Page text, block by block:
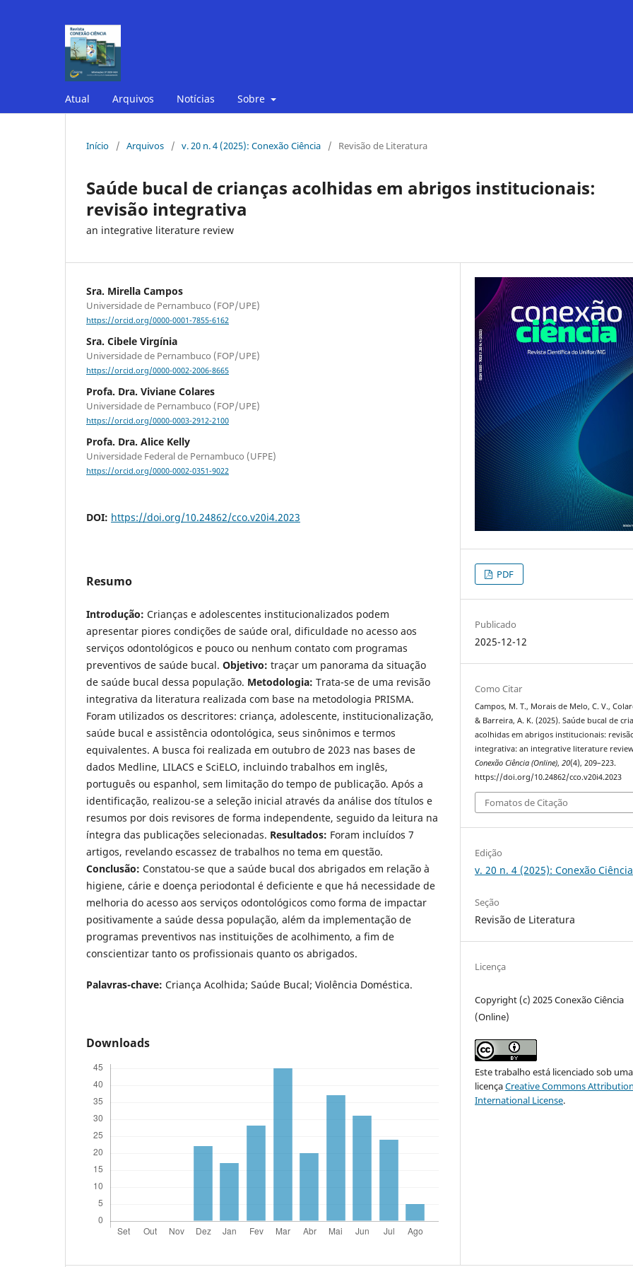
Atual Arquivos Notícias Sobre
Início / Arquivos / v. 20 n. 4 (2025): Conexão Ciência / Revisão de Literatura
Saúde bucal de crianças acolhidas em abrigos institucionais:
revisão integrativa
an integrative literature review
Sra. Mirella Campos
Universidade de Pernambuco (FOP/UPE)
https://orcid.org/0000-0001-7855-6162
Sra. Cibele Virgínia
Universidade de Pernambuco (FOP/UPE)
https://orcid.org/0000-0002-2006-8665
Profa. Dra. Viviane Colares
Universidade de Pernambuco (FOP/UPE)
https://orcid.org/0000-0003-2912-2100
Profa. Dra. Alice Kelly
Universidade Federal de Pernambuco (UFPE)
https://orcid.org/0000-0002-0351-9022
DOI: https://doi.org/10.24862/cco.v20i4.2023
Resumo
Introdução: Crianças e adolescentes institucionalizados podem
apresentar piores condições de saúde oral, dificuldade no acesso aos
serviços odontológicos e pouco ou nenhum contato com programas
preventivos de saúde bucal. Objetivo: traçar um panorama da situação
de saúde bucal dessa população. Metodologia: Trata-se de uma revisão
integrativa da literatura realizada com base na metodologia PRISMA.
Foram utilizados os descritores: criança, adolescente, institucionalização,
saúde bucal e assistência odontológica, seus sinônimos e termos
equivalentes. A busca foi realizada em outubro de 2023 nas bases de
dados Medline, LILACS e SciELO, incluindo trabalhos em inglês,
português ou espanhol, sem limitação do tempo de publicação. Após a
identificação, realizou-se a seleção inicial através da análise dos títulos e
resumos por dois revisores de forma independente, seguido da leitura na
íntegra das publicações selecionadas. Resultados: Foram incluídos 7
artigos, revelando escassez de trabalhos no tema em questão.
Conclusão: Constatou-se que a saúde bucal dos abrigados em relação à
higiene, cárie e doença periodontal é deficiente e que há necessidade de
melhoria do acesso aos serviços odontológicos como forma de impactar
positivamente a saúde dessa população, além da implementação de
programas preventivos nas instituições de acolhimento, a fim de
conscientizar tanto os profissionais quanto os abrigados.
Palavras-chave: Criança Acolhida; Saúde Bucal; Violência Doméstica.
Downloads
PDF
Publicado
2025-12-12
Como Citar
Campos, M. T., Morais de Melo, C. V.,
& Barreira, A. K. (2025). Saúde bucal de
acolhidas em abrigos institucionais:
integrativa: an integrative literature
Conexão Ciência (Online),20(4), 209–223.
https://doi.org/10.24862/cco.v20i4.2023
Fomatos de Citação
Edição
v. 20 n. 4 (2025): Conexão Ciência
Seção
Revisão de Literatura
Licença
Copyright (c) 2025 Conexão Ciência
(Online)
Este trabalho está licenciado sob uma
licençaCreative Commons
International License.